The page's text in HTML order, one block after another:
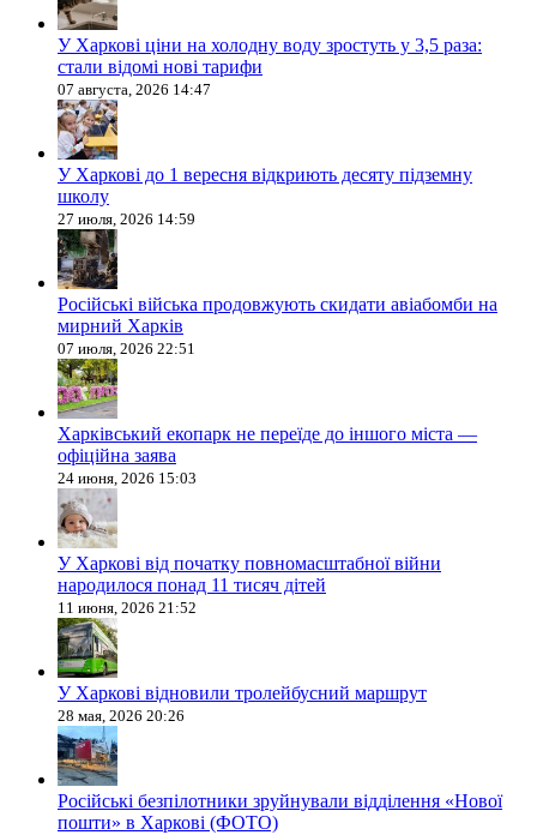
У Харкові ціни на холодну воду зростуть у 3,5 раза:
стали відомі нові тарифи
07 августа, 2026 14:47
У Харкові до 1 вересня відкриють десяту підземну
школу
27 июля, 2026 14:59
Російські війська продовжують скидати авіабомби на
мирний Харків
07 июля, 2026 22:51
Харківський екопарк не переїде до іншого міста —
офіційна заява
24 июня, 2026 15:03
У Харкові від початку повномасштабної війни
народилося понад 11 тисяч дітей
11 июня, 2026 21:52
У Харкові відновили тролейбусний маршрут
28 мая, 2026 20:26
Російські безпілотники зруйнували відділення «Нової
пошти» в Харкові (ФОТО)